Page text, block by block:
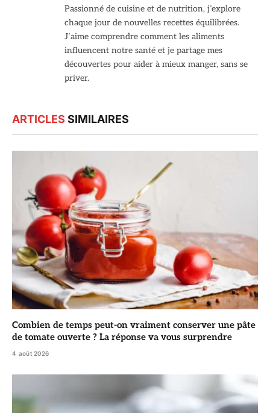
Passionné de cuisine et de nutrition, j’explore
chaque jour de nouvelles recettes équilibrées.
J’aime comprendre comment les aliments
influencent notre santé et je partage mes
découvertes pour aider à mieux manger, sans se
priver.
ARTICLES SIMILAIRES
Combien de temps peut-on vraiment conserver une pâte
de tomate ouverte ? La réponse va vous surprendre
4 août 2026